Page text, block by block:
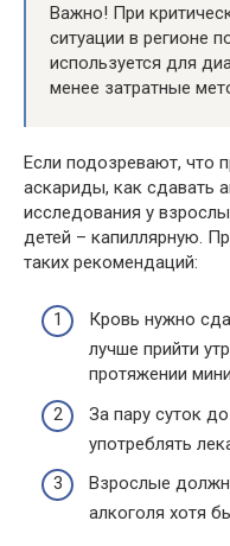
Важно! При
ситуации в регионе
используется для
менее затратные
Если подозревают, что
аскариды, как сдавать
исследования у
детей – капиллярную.
таких рекомендаций:
Кровь нужно
лучше прийти
протяжении
За пару суток
употреблять
Взрослые
алкоголя хотя